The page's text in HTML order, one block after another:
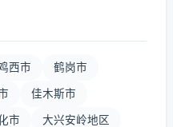
西市 鹤岗市
佳木斯市
市 大兴安岭地区